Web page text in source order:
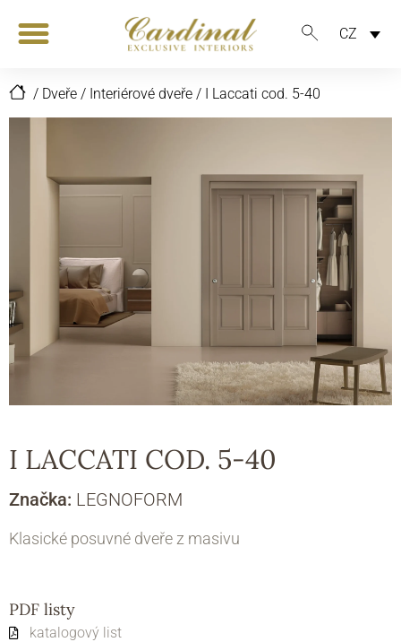
CZ
/ Dveře / Interiérové dveře / I Laccati cod. 5-40
I LACCATI COD. 5-40
Značka: LEGNOFORM
Klasické posuvné dveře z masivu
PDF listy
katalogový list